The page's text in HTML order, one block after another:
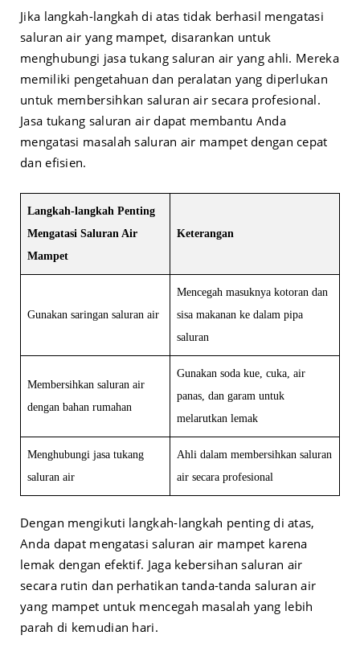
Jika langkah-langkah di atas tidak berhasil mengatasi
saluran air yang mampet, disarankan untuk
menghubungi jasa tukang saluran air yang ahli. Mereka
memiliki pengetahuan dan peralatan yang diperlukan
untuk membersihkan saluran air secara profesional.
Jasa tukang saluran air dapat membantu Anda
mengatasi masalah saluran air mampet dengan cepat
dan efisien.
Langkah-langkah Penting
Mengatasi Saluran Air
Mampet
Keterangan
Gunakan saringan saluran air
Mencegah masuknya kotoran dan
sisa makanan ke dalam pipa
saluran
Membersihkan saluran air
dengan bahan rumahan
Gunakan soda kue, cuka, air
panas, dan garam untuk
melarutkan lemak
Menghubungi jasa tukang
saluran air
Ahli dalam membersihkan saluran
air secara profesional
Dengan mengikuti langkah-langkah penting di atas,
Anda dapat mengatasi saluran air mampet karena
lemak dengan efektif. Jaga kebersihan saluran air
secara rutin dan perhatikan tanda-tanda saluran air
yang mampet untuk mencegah masalah yang lebih
parah di kemudian hari.